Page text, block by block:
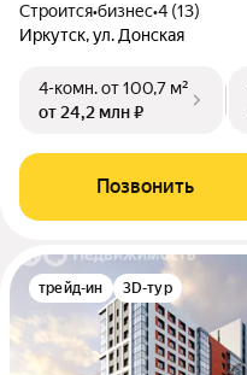
Строится•бизнес•4 (13)
Иркутск, ул. Донская
4-комн.от 100,7 м²
от 24,2 млн ₽
Позвонить
трейд-ин 3D-тур